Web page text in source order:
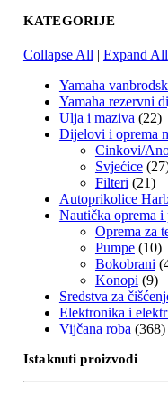
KATEGORIJE
Collapse All | Expand All
Yamaha
Yamaha rezervni
Ulja i maziva (22)
Dijelovi i oprema
Cinkovi/
Svjećice
Filteri (21)
Autoprikolice
Nautička oprema i
Oprema za
Pumpe (10)
Bokobrani
Konopi (9)
Sredstva za
Elektronika i
Vijčana roba (368)
Istaknuti proizvodi